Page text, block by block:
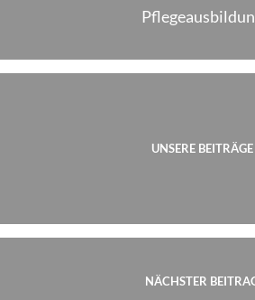
UNSERE BEITRÄGE
NÄCHSTER